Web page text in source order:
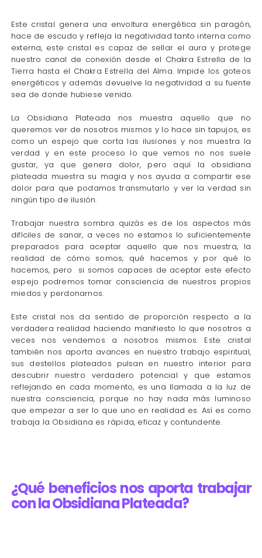
Este cristal genera una envoltura energética sin paragón,
hace de escudo y refleja la negatividad tanto interna como
externa, este cristal es capaz de sellar el aura y protege
nuestro canal de conexión desde el Chakra Estrella de la
Tierra hasta el Chakra Estrella del Alma. Impide los goteos
energéticos y además devuelve la negatividad a su fuente
sea de donde hubiese venido.
La Obsidiana Plateada nos muestra aquello que no
queremos ver de nosotros mismos y lo hace sin tapujos, es
como un espejo que corta las ilusiones y nos muestra la
verdad y en este proceso lo que vemos no nos suele
gustar, ya que genera dolor, pero aquí la obsidiana
plateada muestra su magia y nos ayuda a compartir ese
dolor para que podamos transmutarlo y ver la verdad sin
ningún tipo de ilusión.
Trabajar nuestra sombra quizás es de los aspectos más
difíciles de sanar, a veces no estamos lo suficientemente
preparados para aceptar aquello que nos muestra, la
realidad de cómo somos, qué hacemos y por qué lo
hacemos, pero si somos capaces de aceptar este efecto
espejo podremos tomar consciencia de nuestros propios
miedos y perdonarnos.
Este cristal nos da sentido de proporción respecto a la
verdadera realidad haciendo manifiesto lo que nosotros a
veces nos vendemos a nosotros mismos. Este cristal
también nos aporta avances en nuestro trabajo espiritual,
sus destellos plateados pulsan en nuestro interior para
descubrir nuestro verdadero potencial y que estamos
reflejando en cada momento, es una llamada a la luz de
nuestra consciencia, porque no hay nada más luminoso
que empezar a ser lo que uno en realidad es. Así es como
trabaja la Obsidiana es rápida, eficaz y contundente.
¿Qué beneficios nos aporta trabajar
con la Obsidiana Plateada?